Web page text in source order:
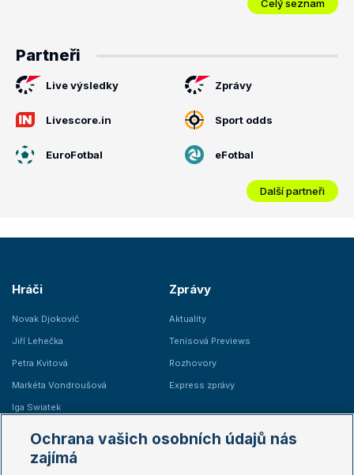
Celý seznam
Partneři
Live výsledky Zprávy
Livescore.in Sport odds
EuroFotbal eFotbal
Další partneři
Hráči
Novak Djokovič
Jiří Lehečka
Petra Kvitová
Markéta Vondroušová
Iga Swiatek
Zprávy
Aktuality
Tenisová Previews
Rozhovory
Express zprávy
Žebříčky
Ochrana vašich osobních údajů nás
zajímá